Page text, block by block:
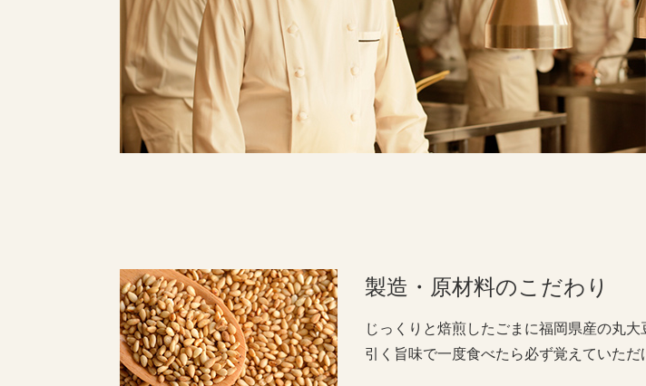
製造・原材料のこだわり
じっくりと焙煎したごまに福岡県産の丸
引く旨味で一度食べたら必ず覚えていただ